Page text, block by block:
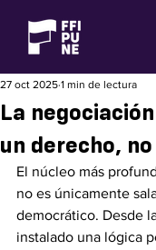
La
un derecho,
27 oct 2025 1 min de lectura
El núcleo más
no es únicamente
democrático. Desde
instalado una lógica